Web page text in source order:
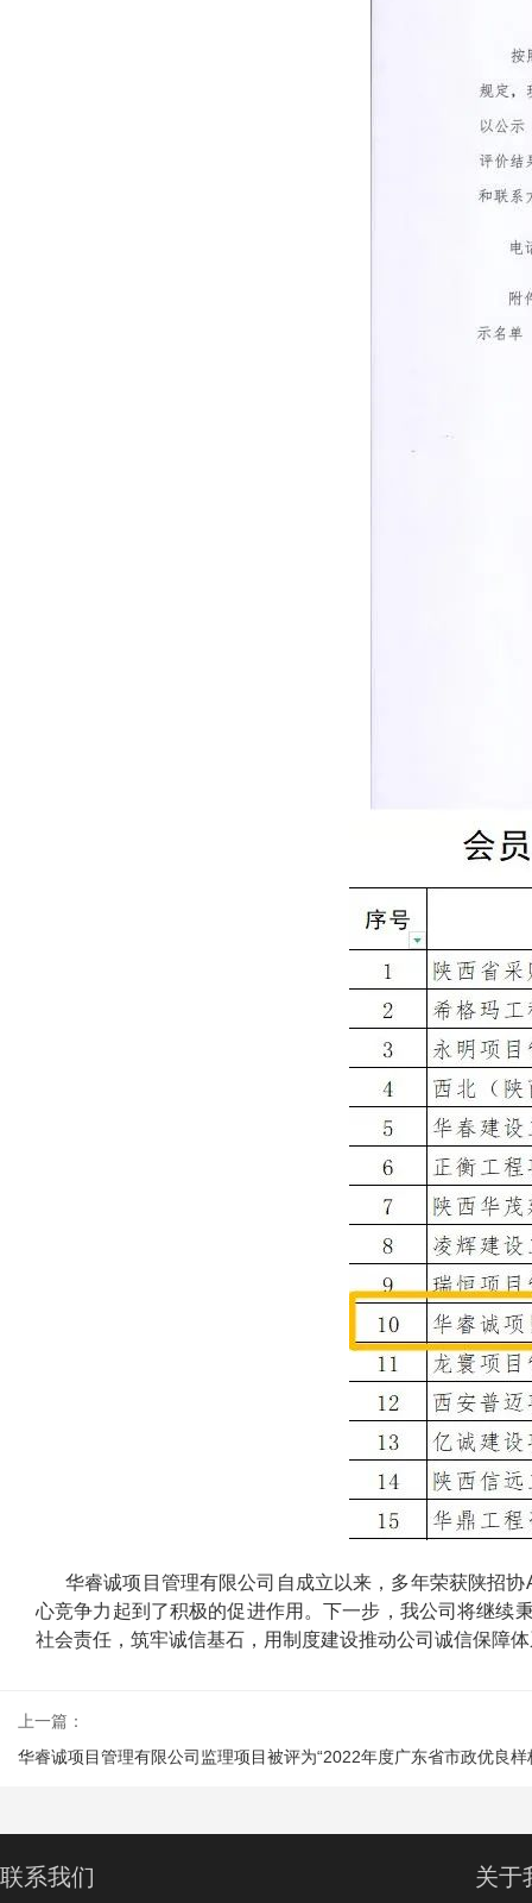
华睿诚项目管理有限公司自成立以来，多年荣获陕招
心竞争力起到了积极的促进作用。下一步，我公司将继续
社会责任，筑牢诚信基石，用制度建设推动公司诚信保障
上一篇：
华睿诚项目管理有限公司监理项目被评为“2022年度广东省市政优良样
联系我们 关于